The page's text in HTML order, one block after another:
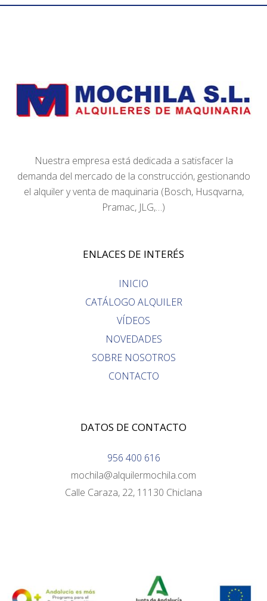
Nuestra empresa está dedicada a satisfacer la
demanda del mercado de la construcción, gestionando
el alquiler y venta de maquinaria (Bosch, Husqvarna,
Pramac, JLG,…)
ENLACES DE INTERÉS
INICIO
CATÁLOGO ALQUILER
VÍDEOS
NOVEDADES
SOBRE NOSOTROS
CONTACTO
DATOS DE CONTACTO
956 400 616
mochila@alquilermochila.com
Calle Caraza, 22, 11130 Chiclana